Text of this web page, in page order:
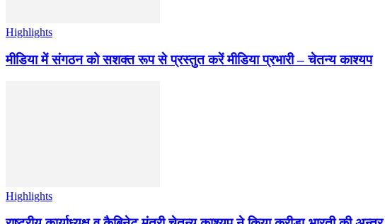
Highlights
मीडिया में संगठन को सशक्त रूप से प्रस्तुत करें मीडिया प्रभारी – चेतन्य काश्यप
Highlights